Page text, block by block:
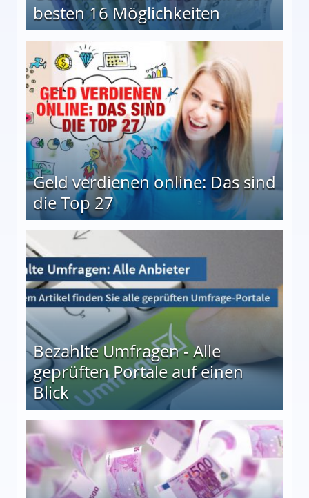
besten 16 Möglichkeiten
Geld verdienen online: Das sind
die Top 27
Bezahlte Umfragen - Alle
geprüften Portale auf einen
Blick
auf einen Blick